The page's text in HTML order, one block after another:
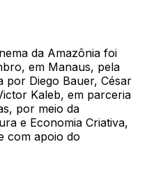
da Amazônia foi
em Manaus, pela
Diego Bauer, César
Kaleb, em parceria
por meio da
e Economia Criativa,
com apoio do